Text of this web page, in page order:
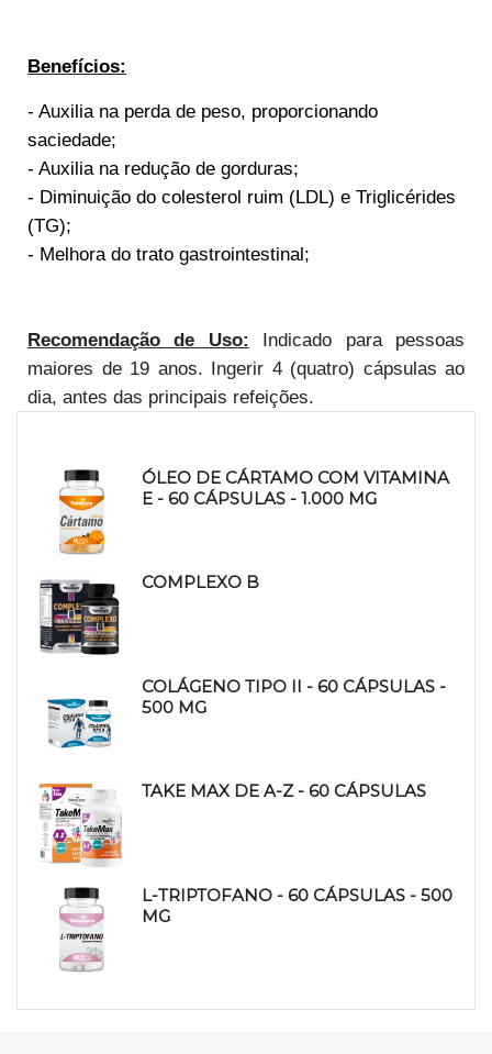
Benefícios:
- Auxilia na perda de peso, proporcionando
saciedade;
- Auxilia na redução de gorduras;
- Diminuição do colesterol ruim (LDL) e Triglicérides
(TG);
- Melhora do trato gastrointestinal;
Recomendação de Uso: Indicado para pessoas
maiores de 19 anos. Ingerir 4 (quatro) cápsulas ao
dia, antes das principais refeições.
ÓLEO DE CÁRTAMO COM VITAMINA
E - 60 CÁPSULAS - 1.000 MG
COMPLEXO B
COLÁGENO TIPO II - 60 CÁPSULAS -
500 MG
TAKE MAX DE A-Z - 60 CÁPSULAS
L-TRIPTOFANO - 60 CÁPSULAS - 500
MG